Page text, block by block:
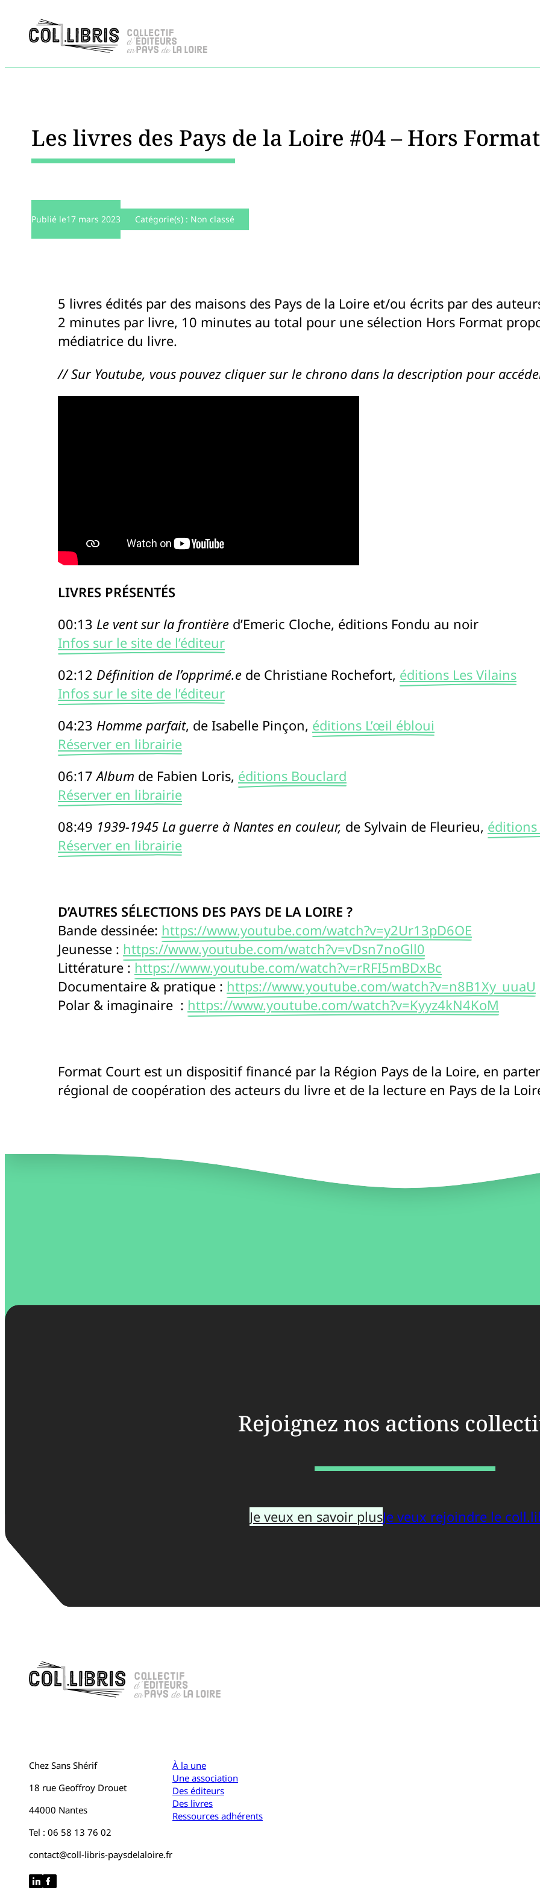
Les livres des Pays de la Loire #04 – Hors Format
Publié le17 mars 2023 Catégorie(s) : Non classé
5 livres édités par des maisons des Pays de la Loire et/ou écrits par des
2 minutes par livre, 10 minutes au total pour une sélection Hors Format
médiatrice du livre.
// Sur Youtube, vous pouvez cliquer sur le chrono dans la description pour
LIVRES PRÉSENTÉS
00:13 Le vent sur la frontière d’Emeric Cloche, éditions Fondu au noir
Infos sur le site de l’éditeur
02:12 Définition de l’opprimé.e de Christiane Rochefort, éditions Les Vilains
Infos sur le site de l’éditeur
04:23 Homme parfait, de Isabelle Pinçon, éditions L’œil ébloui
Réserver en librairie
06:17Album de Fabien Loris, éditions Bouclard
Réserver en librairie
08:49 1939-1945 La guerre à Nantes en couleur, de Sylvain de Fleurieu, éditions
Réserver en librairie
D’AUTRES SÉLECTIONS DES PAYS DE LA LOIRE ?
Bande dessinée: https://www.youtube.com/watch?v=y2Ur13pD6OE
Jeunesse : https://www.youtube.com/watch?v=vDsn7noGll0
Littérature : https://www.youtube.com/watch?v=rRFI5mBDxBc
Documentaire & pratique : https://www.youtube.com/watch?v=n8B1Xy_uuaU
Polar & imaginaire : https://www.youtube.com/watch?v=Kyyz4kN4KoM
Format Court est un dispositif financé par la Région Pays de la Loire, en
régional de coopération des acteurs du livre et de la lecture en Pays de la
Rejoignez nos actions
Je veux en savoir plusJe veux rejoindre le
Chez Sans Shérif
18 rue Geoffroy Drouet
44000 Nantes
Tel : 06 58 13 76 02
contact@coll-libris-paysdelaloire.fr
À la une
Une association
Des éditeurs
Des livres
Ressources adhérents